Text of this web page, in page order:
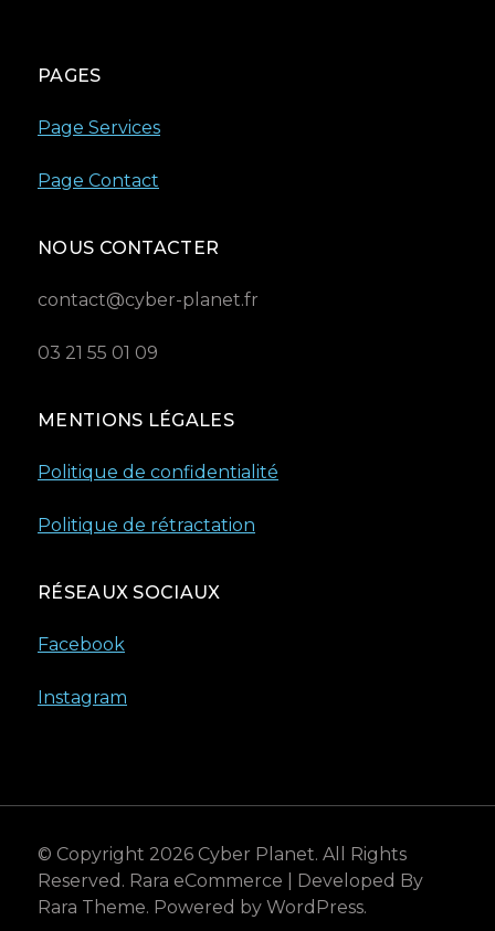
PAGES
Page Services
Page Contact
NOUS CONTACTER
contact@cyber-planet.fr
03 21 55 01 09
MENTIONS LÉGALES
Politique de confidentialité
Politique de rétractation
RÉSEAUX SOCIAUX
Facebook
Instagram
© Copyright 2026 Cyber Planet. All Rights
Reserved. Rara eCommerce | Developed By
Rara Theme. Powered by WordPress.